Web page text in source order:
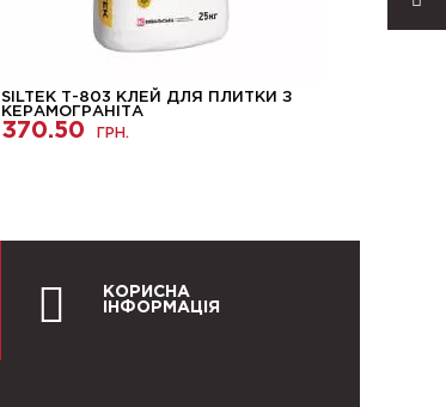
SILTEK Т-803 КЛЕЙ ДЛЯ ПЛИТКИ З
КЕРАМОГРАНІТА
370.50 ГРН.
КОРИСНА
ІНФОРМАЦІЯ